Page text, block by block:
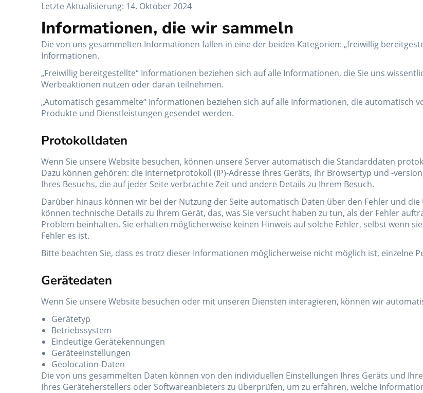
Letzte Aktualisierung: 14. Oktober 2024
Informationen, die wir sammeln
Die von uns gesammelten Informationen fallen in eine der beiden Kategorien: „freiwillig
Informationen.
„Freiwillig bereitgestellte“ Informationen beziehen sich auf alle Informationen, die Sie uns
Werbeaktionen nutzen oder daran teilnehmen.
„Automatisch gesammelte“ Informationen beziehen sich auf alle Informationen, die automatisch
Produkte und Dienstleistungen gesendet werden.
Protokolldaten
Wenn Sie unsere Website besuchen, können unsere Server automatisch die Standarddaten
Dazu können gehören: die Internetprotokoll (IP)-Adresse Ihres Geräts, Ihr Browsertyp und -
Ihres Besuchs, die auf jeder Seite verbrachte Zeit und andere Details zu Ihrem Besuch.
Darüber hinaus können wir bei der Nutzung der Seite automatisch Daten über den Fehler und
können technische Details zu Ihrem Gerät, das, was Sie versucht haben zu tun, als der Fehler
Problem beinhalten. Sie erhalten möglicherweise keinen Hinweis auf solche Fehler, selbst wenn
Fehler es ist.
Bitte beachten Sie, dass es trotz dieser Informationen möglicherweise nicht möglich ist, einzelne
Gerätedaten
Wenn Sie unsere Website besuchen oder mit unseren Diensten interagieren, können wir
Gerätetyp
Betriebssystem
Eindeutige Gerätekennungen
Geräteeinstellungen
Geolocation-Daten
Die von uns gesammelten Daten können von den individuellen Einstellungen Ihres Geräts und
Ihres Geräteherstellers oder Softwareanbieters zu überprüfen, um zu erfahren, welche